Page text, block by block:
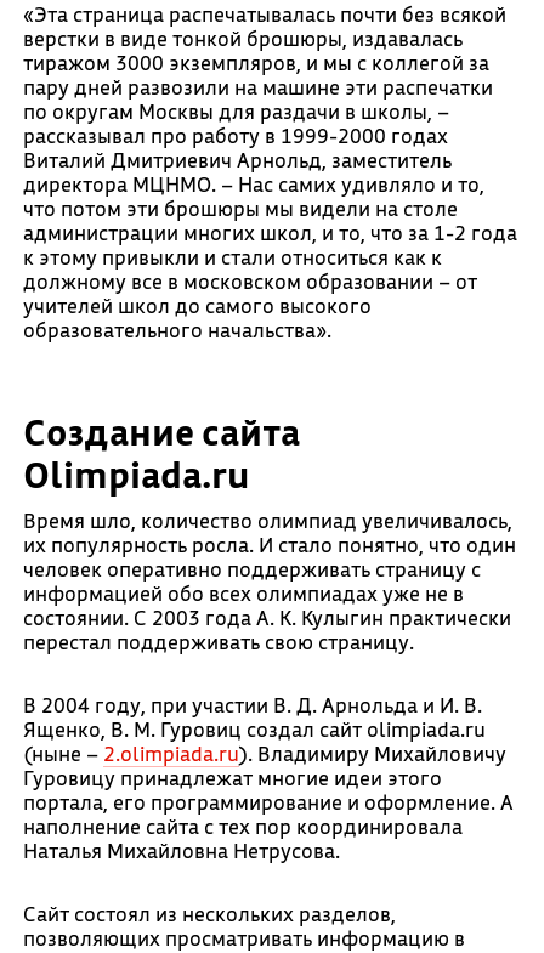
«Эта страница распечатывалась почти без всякой
верстки в виде тонкой брошюры, издавалась
тиражом 3000 экземпляров, и мы с коллегой за
пару дней развозили на машине эти распечатки
по округам Москвы для раздачи в школы, –
рассказывал про работу в 1999-2000 годах
Виталий Дмитриевич Арнольд, заместитель
директора МЦНМО. – Нас самих удивляло и то,
что потом эти брошюры мы видели на столе
администрации многих школ, и то, что за 1-2 года
к этому привыкли и стали относиться как к
должному все в московском образовании – от
учителей школ до самого высокого
образовательного начальства».
Создание сайта
Olimpiada.ru
Время шло, количество олимпиад увеличивалось,
их популярность росла. И стало понятно, что один
человек оперативно поддерживать страницу с
информацией обо всех олимпиадах уже не в
состоянии. С 2003 года А. К. Кулыгин практически
перестал поддерживать свою страницу.
В 2004 году, при участии В. Д. Арнольда и И. В.
Ященко, В. М. Гуровиц создал сайт olimpiada.ru
(ныне – 2.olimpiada.ru). Владимиру Михайловичу
Гуровицу принадлежат многие идеи этого
портала, его программирование и оформление. А
наполнение сайта с тех пор координировала
Наталья Михайловна Нетрусова.
Сайт состоял из нескольких разделов,
позволяющих просматривать информацию в